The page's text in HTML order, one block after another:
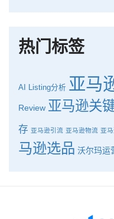
热门标签
AI Listing分析 亚马
Review 亚马逊关
存 亚马逊引流 亚马逊物流 亚
马逊选品 沃尔玛运